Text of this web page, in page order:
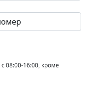
с 08:00-16:00, кроме